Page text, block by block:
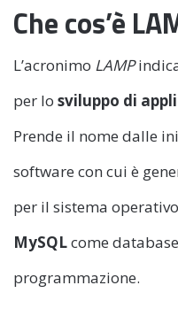
Che cos’è
L’acronimo LAMP
per lo sviluppo di
Prende il nome dalle
software con cui è
per il sistema
MySQLcome
programmazione.